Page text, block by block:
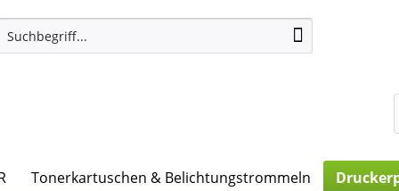
Tonerkartuschen & Belichtungstrommeln